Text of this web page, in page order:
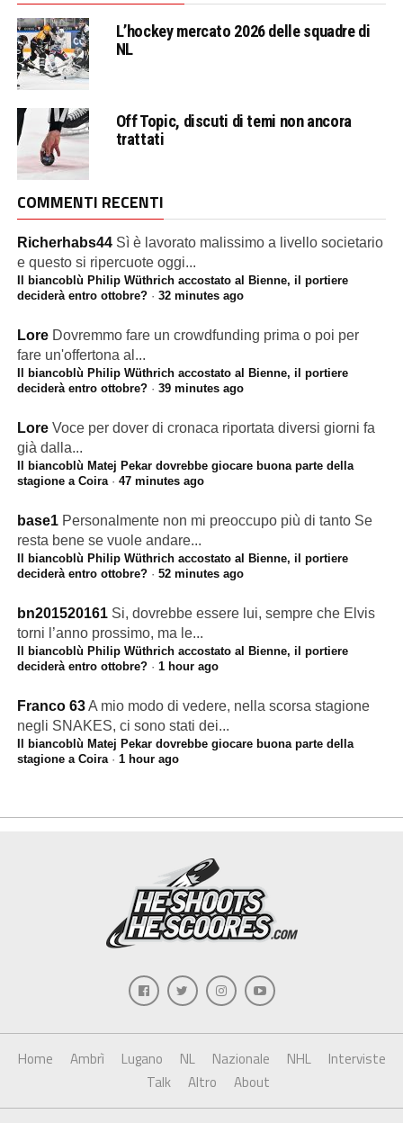
L’hockey mercato 2026 delle squadre di
NL
Off Topic, discuti di temi non ancora
trattati
COMMENTI RECENTI
Richerhabs44 Sì è lavorato malissimo a livello societario
e questo si ripercuote oggi...
Il biancoblù Philip Wüthrich accostato al Bienne, il portiere
deciderà entro ottobre?· 32 minutes ago
Lore Dovremmo fare un crowdfunding prima o poi per
fare un'offertona al...
Il biancoblù Philip Wüthrich accostato al Bienne, il portiere
deciderà entro ottobre?· 39 minutes ago
Lore Voce per dover di cronaca riportata diversi giorni fa
già dalla...
Il biancoblù Matej Pekar dovrebbe giocare buona parte della
stagione a Coira· 47 minutes ago
base1 Personalmente non mi preoccupo più di tanto Se
resta bene se vuole andare...
Il biancoblù Philip Wüthrich accostato al Bienne, il portiere
deciderà entro ottobre?· 52 minutes ago
bn201520161 Si, dovrebbe essere lui, sempre che Elvis
torni l’anno prossimo, ma le...
Il biancoblù Philip Wüthrich accostato al Bienne, il portiere
deciderà entro ottobre?· 1 hour ago
Franco 63A mio modo di vedere, nella scorsa stagione
negli SNAKES, ci sono stati dei...
Il biancoblù Matej Pekar dovrebbe giocare buona parte della
stagione a Coira· 1 hour ago
Home Ambrì Lugano NL Nazionale NHL
Interviste
Talk
Altro About